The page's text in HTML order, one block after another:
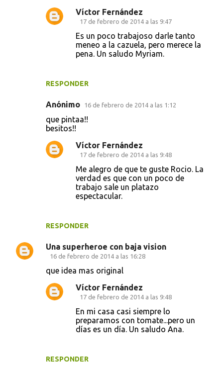
RESPONDER
Víctor Fernández
17 de febrero de 2014 a las 9:47
Es un poco trabajoso darle tanto
meneo a la cazuela, pero merece la
pena. Un saludo Myriam.
Anónimo 16 de febrero de 2014 a las 1:12
que pintaa!!
besitos!!
RESPONDER
Víctor Fernández
17 de febrero de 2014 a las 9:48
Me alegro de que te guste Rocio. La
verdad es que con un poco de
trabajo sale un platazo
espectacular.
Una superheroe con baja vision
16 de febrero de 2014 a las 16:28
que idea mas original
RESPONDER
Víctor Fernández
17 de febrero de 2014 a las 9:48
En mi casa casi siempre lo
preparamos con tomate...pero un
días es un día. Un saludo Ana.